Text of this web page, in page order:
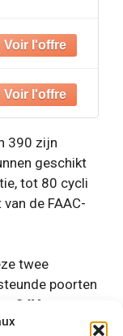
390 zijn
geschikt
tot 80 cycli
de FAAC-
twee
poorten
24V-motor
van 4 meter